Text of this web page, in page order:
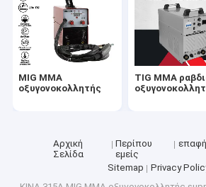
MIG MMA
οξυγονοκολλητής
TIG MMA
Αρχική
Σελίδα
Περίπου
εμείς
επαφή
Sitemap
Privacy